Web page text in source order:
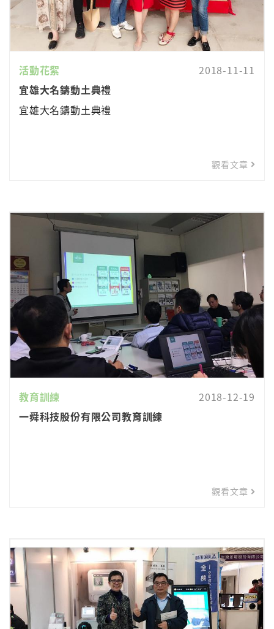
活動花絮
2018-11-11
宜雄大名鑄動土典禮
宜雄大名鑄動土典禮
觀看文章
教育訓練
2018-12-19
一舜科技股份有限公司教育訓練
觀看文章